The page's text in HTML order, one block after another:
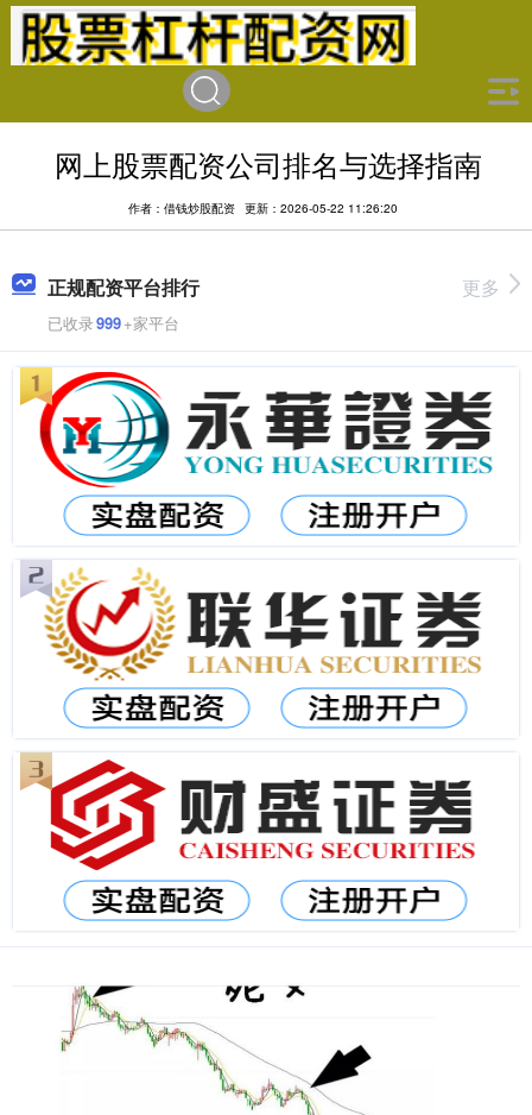
网上股票配资公司排名与选择指南
作者：借钱炒股配资 更新：2026-05-22 11:26:20
正规配资平台排行
已收录999+家平台
更多